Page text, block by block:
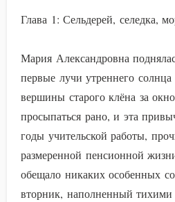
Глава 1: Сельдерей, селедка,
Мария Александровна
первые лучи утреннего солнца
вершины старого клёна за
просыпаться рано, и эта
годы учительской работы,
размеренной пенсионной
обещало никаких особенных
вторник, наполненный